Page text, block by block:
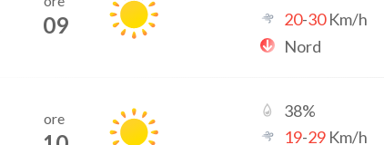
09
20-30Km/h
Nord
ore 38%
19-29 Km/h